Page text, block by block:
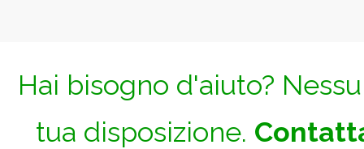
Hai bisogno d'aiuto?
tua disposizione.